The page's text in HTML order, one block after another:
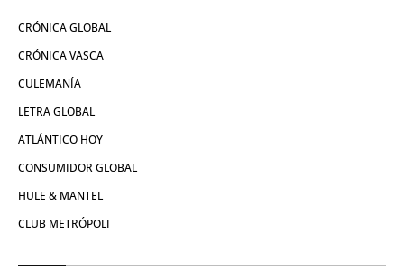
CRÓNICA GLOBAL
CRÓNICA VASCA
CULEMANÍA
LETRA GLOBAL
ATLÁNTICO HOY
CONSUMIDOR GLOBAL
HULE & MANTEL
CLUB METRÓPOLI